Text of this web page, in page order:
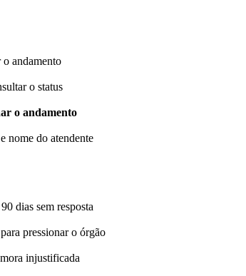
o andamento
o status
o andamento
nome do atendente
dias sem resposta
pressionar o órgão
injustificada